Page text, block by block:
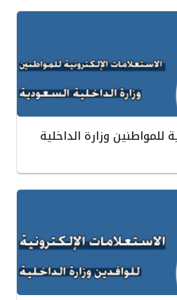
للمواطنين وزارة الداخلية